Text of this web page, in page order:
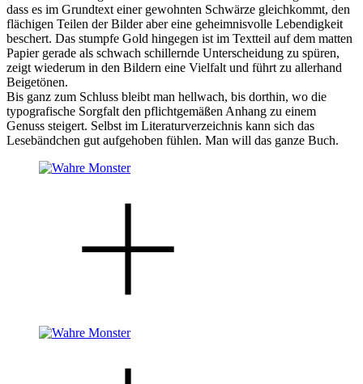
dass es im Grundtext einer gewohnten Schwärze gleichkommt, den
flächigen Teilen der Bilder aber eine geheimnisvolle Lebendigkeit
beschert. Das stumpfe Gold hingegen ist im Textteil auf dem matten
Papier gerade als schwach schillernde Unterscheidung zu spüren,
zeigt wiederum in den Bildern eine Vielfalt und führt zu allerhand
Beigetönen.
Bis ganz zum Schluss bleibt man hellwach, bis dorthin, wo die
typografische Sorgfalt den pflichtgemäßen Anhang zu einem
Genuss steigert. Selbst im Literaturverzeichnis kann sich das
Lesebändchen gut aufgehoben fühlen. Man will das ganze Buch.